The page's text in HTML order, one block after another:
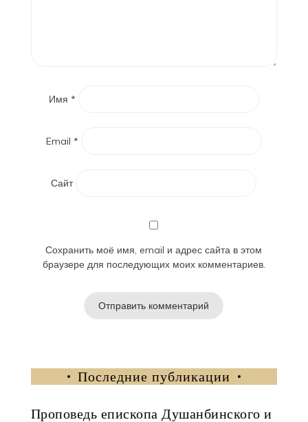
Имя *
Email *
Сайт
Сохранить моё имя, email и адрес сайта в этом
браузере для последующих моих комментариев.
Последние публикации
Проповедь епископа Душанбинского и